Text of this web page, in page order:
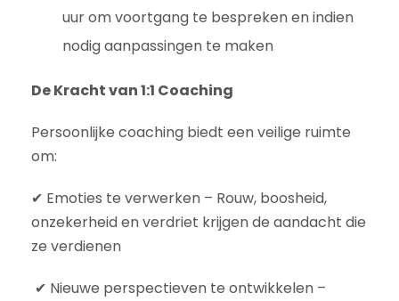
uur om voortgang te bespreken en indien
nodig aanpassingen te maken
De Kracht van 1:1 Coaching
Persoonlijke coaching biedt een veilige ruimte
om:
✔ Emoties te verwerken – Rouw, boosheid,
onzekerheid en verdriet krijgen de aandacht die
ze verdienen
✔ Nieuwe perspectieven te ontwikkelen –